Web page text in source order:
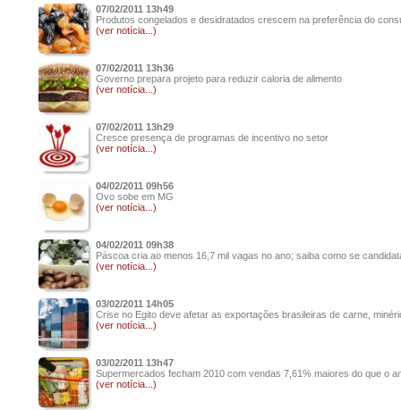
07/02/2011 13h49
Produtos congelados e desidratados crescem na preferência do
(ver notícia...)
07/02/2011 13h36
Governo prepara projeto para reduzir caloria de alimento
(ver notícia...)
07/02/2011 13h29
Cresce presença de programas de incentivo no setor
(ver notícia...)
04/02/2011 09h56
Ovo sobe em MG
(ver notícia...)
04/02/2011 09h38
Páscoa cria ao menos 16,7 mil vagas no ano; saiba como se
(ver notícia...)
03/02/2011 14h05
Crise no Egito deve afetar as exportações brasileiras de carne,
(ver notícia...)
03/02/2011 13h47
Supermercados fecham 2010 com vendas 7,61% maiores do que o
(ver notícia...)